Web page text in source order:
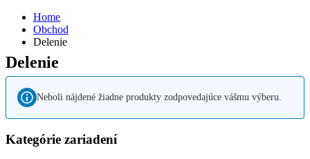
Home
Obchod
Delenie
Delenie
Neboli nájdené žiadne produkty zodpovedajúce vášmu výberu.
Kategórie zariadení